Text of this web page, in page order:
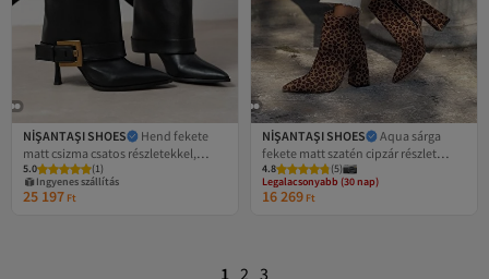
NİŞANTAŞI SHOES
Hend fekete
matt csizma csatos részletekkel,
hegyes orrú női sarkú csizma
5.0 (1)
Ingyenes szállítás
25 197 Ft
NİŞANTAŞI SHOES
Aqua sárga
fekete matt szatén cipzár részlet
hegyes orrú női sarkú csizma
4.8 (5)
Legalacsonyabb (30 nap)
Ingyenes szállítás
Legalacsonyabb (30 nap)
16 269 Ft
1 2 3